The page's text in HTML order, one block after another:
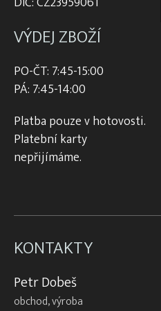
VÝDEJ ZBOŽÍ
PO-ČT: 7:45-15:00
PÁ: 7:45-14:00
Platba pouze v hotovosti.
Platební karty
nepřijímáme.
KONTAKTY
Petr Dobeš
obchod, výroba